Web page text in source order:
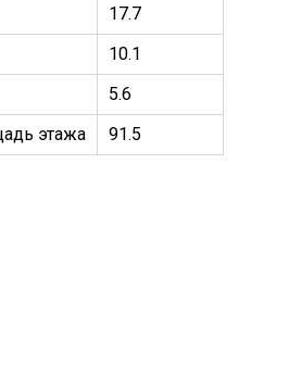
17.7
10.1
5.6
этажа
91.5